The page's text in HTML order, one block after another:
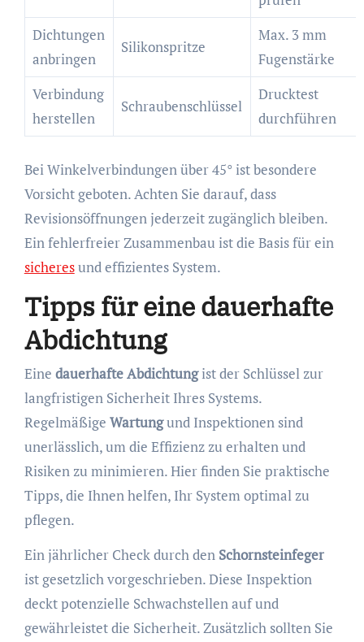
Dichtungen
anbringen
Silikonspritze
Max. 3 mm
Fugenstärke
Verbindung
herstellen
Schraubenschlüssel
Drucktest
durchführen
Bei Winkelverbindungen über 45° ist besondere
Vorsicht geboten. Achten Sie darauf, dass
Revisionsöffnungen jederzeit zugänglich bleiben.
Ein fehlerfreier Zusammenbau ist die Basis für ein
sicheresund effizientes System.
Tipps für eine dauerhafte
Abdichtung
Eine dauerhafte Abdichtungist der Schlüssel zur
langfristigen Sicherheit Ihres Systems.
Regelmäßige Wartungund Inspektionen sind
unerlässlich, um die Effizienz zu erhalten und
Risiken zu minimieren. Hier finden Sie praktische
Tipps, die Ihnen helfen, Ihr System optimal zu
pflegen.
Ein jährlicher Check durch den Schornsteinfeger
ist gesetzlich vorgeschrieben. Diese Inspektion
deckt potenzielle Schwachstellen auf und
gewährleistet die Sicherheit. Zusätzlich sollten Sie